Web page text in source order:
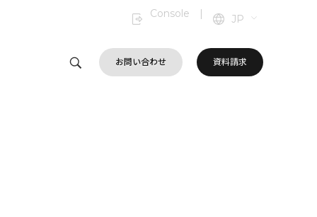
Console | JP
お問い合わせ 資料請求